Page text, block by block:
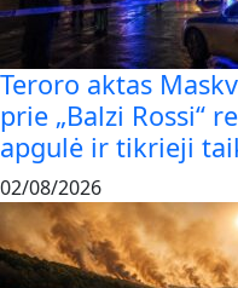
Teroro aktas
prie „Balzi Rossi“
apgulė ir tikrieji
02/08/2026